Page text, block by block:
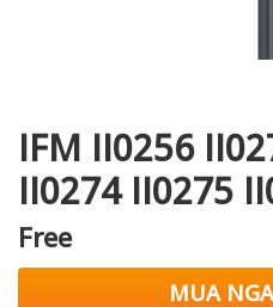
IFM II0256
II0274 II0275
Free
MUA